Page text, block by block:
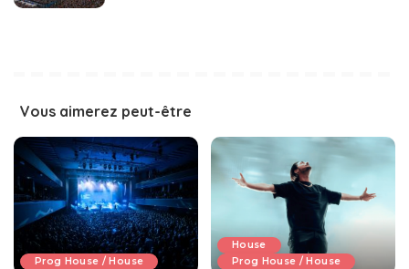
Vous aimerez peut-être
Prog House / House
House
Prog House / House